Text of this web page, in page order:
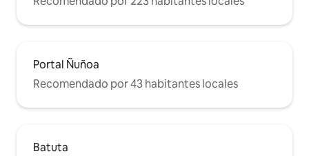
Portal Ñuñoa
Recomendado por 43 habitantes locales
Batuta